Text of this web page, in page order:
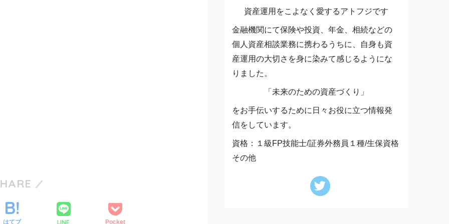
はてブ LINE Pocket
資産運用をこよなく愛するアトフジです
金融機関にて保険や投資、年金、相続などの
個人資産相談業務に携わるうちに、自身も資
産運用の大切さを身に染みて感じるようにな
りました。
「未来のための資産づくり」
をお手伝いするために日々お役に立つ情報発
信をしています。
資格：１級FP技能士/証券外務員１種/生保資格
その他